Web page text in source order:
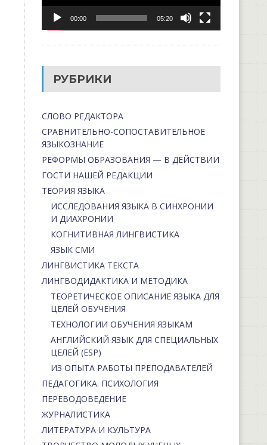
00:00 05:20
РУБРИКИ
СЛОВО РЕДАКТОРА
СРАВНИТЕЛЬНО-СОПОСТАВИТЕЛЬНОЕ
ЯЗЫКОЗНАНИЕ
РЕФОРМЫ ОБРАЗОВАНИЯ — В ДЕЙСТВИИ
ГОСТИ НАШЕЙ РЕДАКЦИИ
ТЕОРИЯ ЯЗЫКА
ИССЛЕДОВАНИЯ ЯЗЫКА В СИНХРОНИИ
И ДИАХРОНИИ
КОГНИТИВНАЯ ЛИНГВИСТИКА
ЯЗЫК СМИ
ЛИНГВИСТИКА ТЕКСТА
ЛИНГВОДИДАКТИКА И МЕТОДИКА
ТЕОРЕТИЧЕСКОЕ ОПИСАНИЕ ЯЗЫКА ДЛЯ
ЦЕЛЕЙ ОБУЧЕНИЯ
ТЕХНОЛОГИИ ОБУЧЕНИЯ ЯЗЫКАМ
АНГЛИЙСКИЙ ЯЗЫК ДЛЯ СПЕЦИАЛЬНЫХ
ЦЕЛЕЙ (ESP)
ИЗ ОПЫТА РАБОТЫ ПРЕПОДАВАТЕЛЕЙ
ПЕДАГОГИКА. ПСИХОЛОГИЯ
ПЕРЕВОДОВЕДЕНИЕ
ЖУРНАЛИСТИКА
ЛИТЕРАТУРА И КУЛЬТУРА